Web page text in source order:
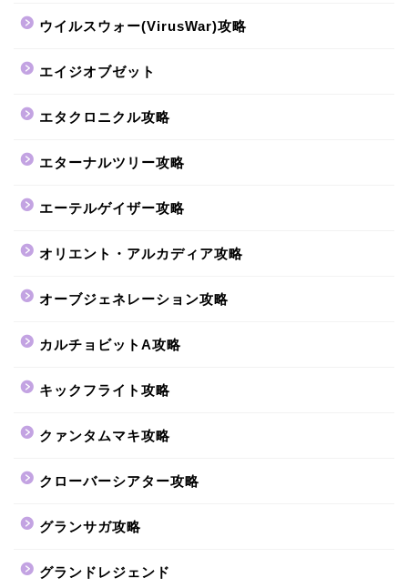
ウイルスウォー(VirusWar)攻略
エイジオブゼット
エタクロニクル攻略
エターナルツリー攻略
エーテルゲイザー攻略
オリエント・アルカディア攻略
オーブジェネレーション攻略
カルチョビットA攻略
キックフライト攻略
クァンタムマキ攻略
クローバーシアター攻略
グランサガ攻略
グランドレジェンド